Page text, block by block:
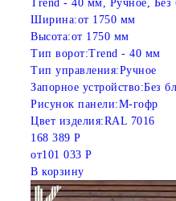
Trend - 40 мм, Ручное, Без
Ширина:от 1750 мм
Высота:от 1750 мм
Тип ворот:Trend - 40 мм
Тип управления:Ручное
Запорное устройство:Без
Рисунок панели:M-гофр
Цвет изделия:RAL 7016
168 389 Р
от101 033 Р
В корзину